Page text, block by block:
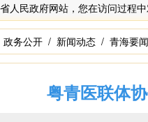
人民政府网站，您在访问过程
政务公开 / 新闻动态 / 青海要闻
粤青医联体